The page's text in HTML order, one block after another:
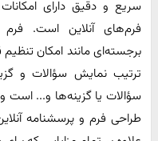
سریع و دقیق دارای
فرم‌های آنلاین است. فرم
برجسته‌ای مانند امکان
ترتیب نمایش سؤالات و
سؤالات یا گزینه‌ها و... است
طراحی فرم و پرسشنامه